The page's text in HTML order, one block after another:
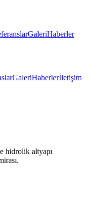
GaleriHaberler
GaleriHaberlerİletişim
hidrolik altyapı